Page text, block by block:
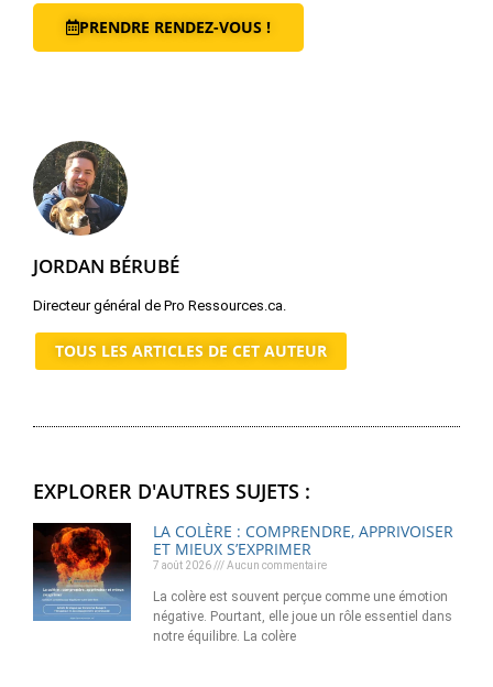
PRENDRE RENDEZ-VOUS !
JORDAN BÉRUBÉ
Directeur général de Pro Ressources.ca.
TOUS LES ARTICLES DE CET AUTEUR
EXPLORER D'AUTRES SUJETS :
LA COLÈRE : COMPRENDRE, APPRIVOISER
ET MIEUX S’EXPRIMER
7 août 2026 Aucun commentaire
La colère est souvent perçue comme une émotion
négative. Pourtant, elle joue un rôle essentiel dans
notre équilibre. La colère